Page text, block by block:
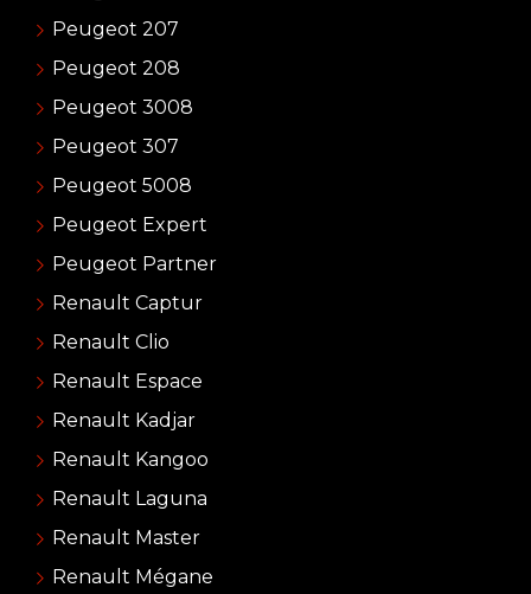
Peugeot 207
Peugeot 208
Peugeot 3008
Peugeot 307
Peugeot 5008
Peugeot Expert
Peugeot Partner
Renault Captur
Renault Clio
Renault Espace
Renault Kadjar
Renault Kangoo
Renault Laguna
Renault Master
Renault Mégane